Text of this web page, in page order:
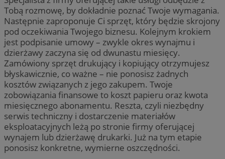
Tobą rozmowę, by dokładnie poznać Twoje wymagania.
Następnie zaproponuje Ci sprzęt, który będzie skrojony
pod oczekiwania Twojego biznesu. Kolejnym krokiem
jest podpisanie umowy – zwykle okres wynajmu i
dzierżawy zaczyna się od dwunastu miesięcy.
Zamówiony sprzęt drukujący i kopiujący otrzymujesz
błyskawicznie, co ważne – nie ponosisz żadnych
kosztów związanych z jego zakupem. Twoje
zobowiązania finansowe to koszt papieru oraz kwota
miesięcznego abonamentu. Reszta, czyli niezbędny
serwis techniczny i dostarczenie materiałów
eksploatacyjnych leżą po stronie firmy oferującej
wynajem lub dzierżawę drukarki. Już na tym etapie
ponosisz konkretne, wymierne oszczędności.